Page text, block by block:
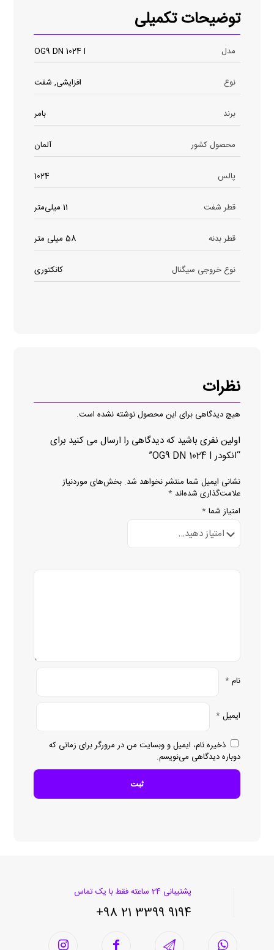
توضیحات تکمیلی
مدل OG9 DN 1024 I
نوع افزایشی, شفت
برند بامر
محصول کشور آلمان
پالس 1024
قطر شفت 11 میلی‌متر
قطر بدنه 58 میلی متر
نوع خروجی سیگنال کانکتوری
نظرات
هیچ دیدگاهی برای این محصول نوشته نشده است.
اولین نفری باشید که دیدگاهی را ارسال می کنید برای
“انکودر OG9 DN 1024 I”
نشانی ایمیل شما منتشر نخواهد شد. بخش‌های موردنیاز
علامت‌گذاری شده‌اند *
امتیاز شما *
نام *
ایمیل *
ذخیره نام، ایمیل و وبسایت من در مرورگر برای زمانی که
دوباره دیدگاهی می‌نویسم.
پشتیبانی 24 ساعته فقط با یک تماس
9194 3399 21 98+